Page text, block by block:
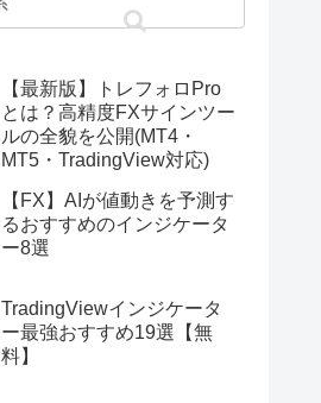
【最新版】トレフォロPro
とは？高精度FXサインツー
ルの全貌を公開(MT4・
MT5・TradingView対応)
【FX】AIが値動きを予測す
るおすすめのインジケータ
ー8選
TradingViewインジケータ
ー最強おすすめ19選【無
料】